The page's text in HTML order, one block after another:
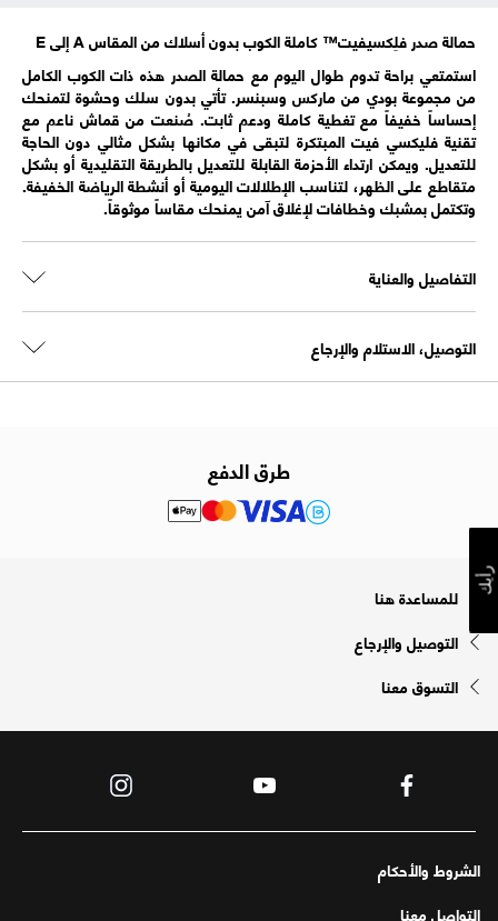
حمالة صدر فلِكسيفيت™ كاملة الكوب بدون أسلاك من المقاس A إلى E
استمتعي براحة تدوم طوال اليوم مع حمالة الصدر هذه ذات الكوب الكامل
من مجموعة بودي من ماركس وسبنسر. تأتي بدون سلك وحشوة لتمنحك
إحساساً خفيفاً مع تغطية كاملة ودعم ثابت. صُنعت من قماش ناعم مع
تقنية فليكسي فيت المبتكرة لتبقى في مكانها بشكل مثالي دون الحاجة
للتعديل. ويمكن ارتداء الأحزمة القابلة للتعديل بالطريقة التقليدية أو بشكل
متقاطع على الظهر، لتناسب الإطلالات اليومية أو أنشطة الرياضة الخفيفة.
وتكتمل بمشبك وخطافات لإغلاق آمن يمنحك مقاساً موثوقاً.
التفاصيل والعناية
التوصيل، الاستلام والإرجاع
طرق الدفع
للمساعدة هنا
التوصيل والإرجاع
التسوق معنا
الشروط والأحكام
التواصل معنا
رأيك